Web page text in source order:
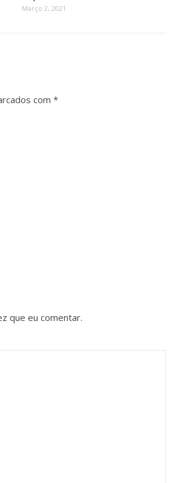
Março 2, 2021
com *
que eu comentar.